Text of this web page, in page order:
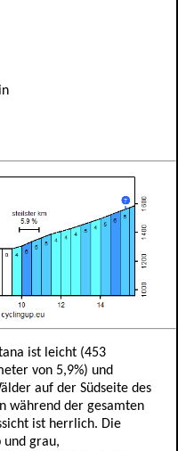
ist leicht (453
von 5,9%) und
auf der Südseite des
während der gesamten
ist herrlich. Die
und grau,